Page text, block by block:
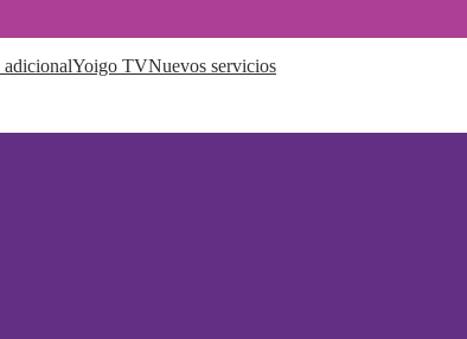
adicionalYoigo TVNuevos servicios